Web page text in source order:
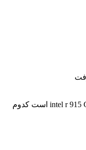
سلام ببخشید کارت گرافیک من intel r 915 Gm/910ml است کدوم